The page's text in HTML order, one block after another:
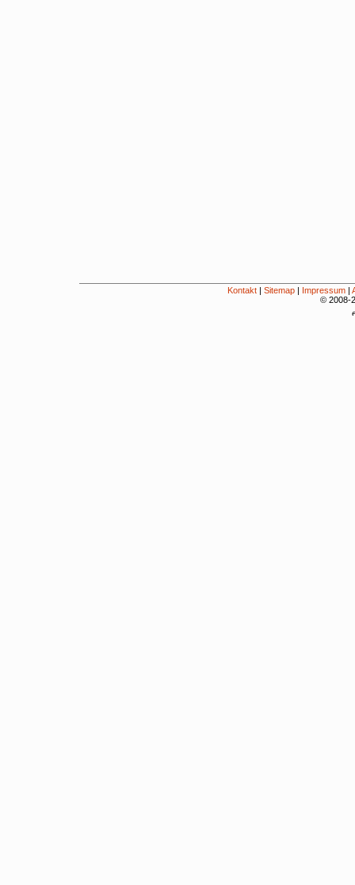
Kontakt | Sitemap | Impressum |
© 2008-